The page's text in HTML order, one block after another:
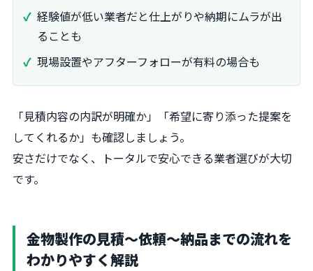
経験値が低い業者だと仕上がりや納期にムラが出
ることも
現場設置やアフターフォローが有料の場合も
「見積内容の内訳が明確か」「希望に寄り添った提案を
してくれるか」も確認しましょう。
安さだけでなく、トータルで安心できる業者選びが大切
です。
金物製作の見積～依頼～納品までの流れを
わかりやすく解説